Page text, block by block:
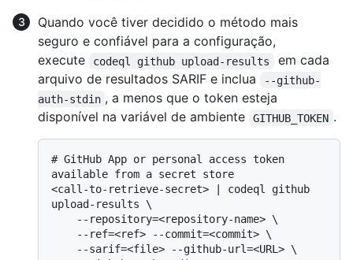
Quando você tiver decidido o método mais
seguro e confiável para a configuração,
execute
codeql github upload-results
em cada
arquivo de resultados SARIF e inclua
--github-
auth-stdin , a menos que o token esteja
disponível na variável de ambiente
GITHUB_TOKEN .
# GitHub App or personal access token
available from a secret store
<call-to-retrieve-secret> | codeql github
upload-results \